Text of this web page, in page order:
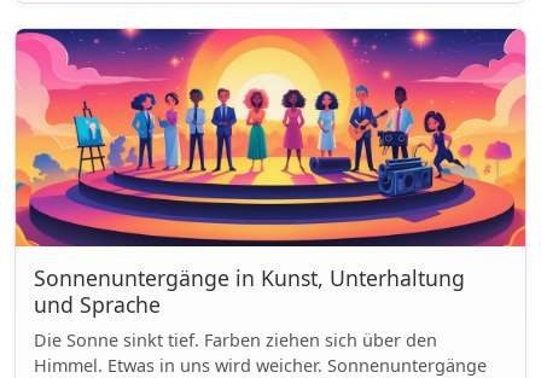
Sonnenuntergänge in Kunst, Unterhaltung
und Sprache
Die Sonne sinkt tief. Farben ziehen sich über den
Himmel. Etwas in uns wird weicher. Sonnenuntergänge